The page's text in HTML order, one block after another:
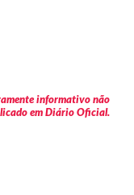
informativo não
em Diário Oficial.